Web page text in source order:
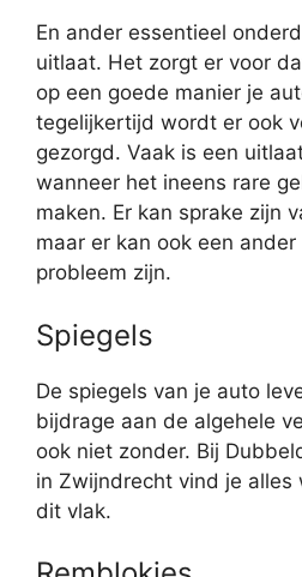
En ander essentieel
uitlaat. Het zorgt er voor
op een goede manier je
tegelijkertijd wordt er ook
gezorgd. Vaak is een
wanneer het ineens rare
maken. Er kan sprake zijn
maar er kan ook een
probleem zijn.
Spiegels
De spiegels van je auto
bijdrage aan de algehele
ook niet zonder. Bij
in Zwijndrecht vind je
dit vlak.